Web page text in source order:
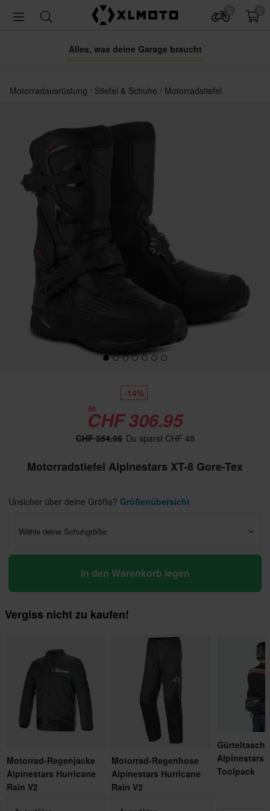
Alles, was deine Garage braucht
Motorradausrüstung Stiefel & Schuhe Motorradstiefel
-14%
Ab
CHF 306.95
CHF 354.95 Du sparst CHF 48
Motorradstiefel Alpinestars XT-8 Gore-Tex
Unsicher über deine Größe? Größenübersicht
Wähle deine Schuhgröße:
In den Warenkorb legen
Vergiss nicht zu kaufen!
Motorrad-Regenjacke
Alpinestars Hurricane
Rain V2
Motorrad-Regenhose
Alpinestars Hurricane
Rain V2
Gürteltasche
Alpinestars
Toolpack